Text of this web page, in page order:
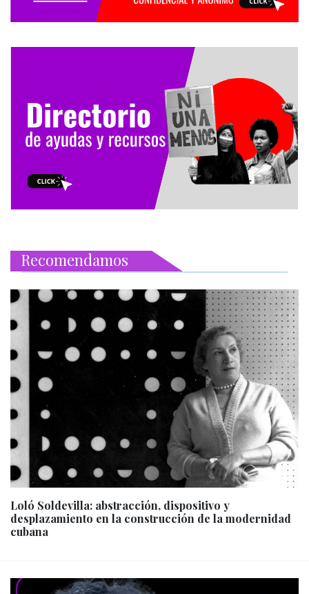
Recomendamos
Loló Soldevilla: abstracción, dispositivo y
desplazamiento en la construcción de la modernidad
cubana